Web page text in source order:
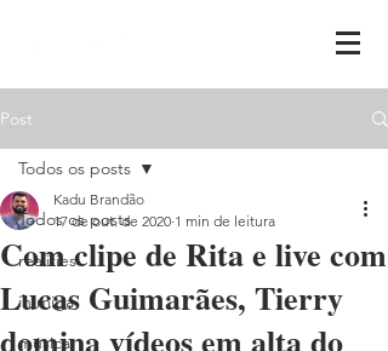
Post
Todos os posts
realities
ih,miga
música
Todos os posts
Com clipe de Rita e live com
Lucas Guimarães, Tierry
domina vídeos em alta do
Kadu Brandão
17 de out. de 2020 1 min de leitura